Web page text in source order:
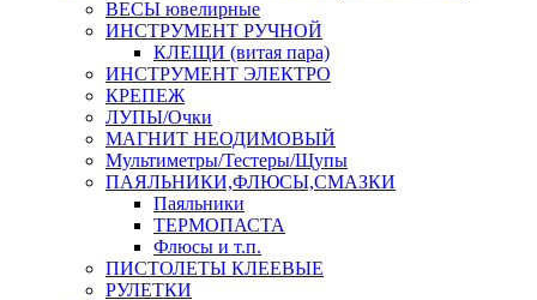
ВЕСЫ ювелирные
ИНСТРУМЕНТ РУЧНОЙ
КЛЕЩИ (витая пара)
ИНСТРУМЕНТ ЭЛЕКТРО
КРЕПЕЖ
ЛУПЫ/Очки
МАГНИТ НЕОДИМОВЫЙ
Мультиметры/Тестеры/Щупы
ПАЯЛЬНИКИ,ФЛЮСЫ,СМАЗКИ
Паяльники
ТЕРМОПАСТА
Флюсы и т.п.
ПИСТОЛЕТЫ КЛЕЕВЫЕ
РУЛЕТКИ